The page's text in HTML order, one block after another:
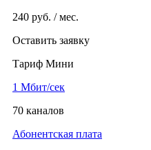
240 руб. / мес.
Оставить заявку
Тариф Мини
1 Мбит/сек
70 каналов
Абонентская плата